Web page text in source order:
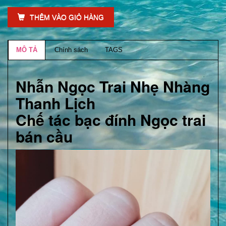
THÊM VÀO GIỎ HÀNG
MÔ TẢ Chính sách TAGS
Nhẫn Ngọc Trai Nhẹ Nhàng
Thanh Lịch
Chế tác bạc đính Ngọc trai
bán cầu